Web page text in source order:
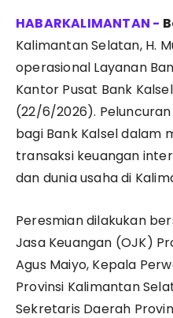
Kalimantan Selatan, H.
operasional Layanan
Kantor Pusat Bank
(22/6/2026).
bagi Bank Kalsel dalam
transaksi keuangan
dan dunia usaha di
Peresmian dilakukan
Jasa Keuangan (OJK)
Agus Maiyo, Kepala
Provinsi Kalimantan
Sekretaris Daerah